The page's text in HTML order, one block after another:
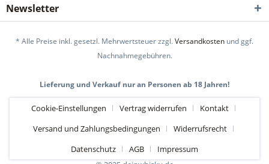
Newsletter
* Alle Preise inkl. gesetzl. Mehrwertsteuer zzgl.Versandkosten und ggf.
Nachnahmegebühren.
Lieferung und Verkauf nur an Personen ab 18 Jahren!
Cookie-Einstellungen Vertrag widerrufen
Kontakt
Versand und Zahlungsbedingungen
Widerrufsrecht
Datenschutz
AGB
Impressum